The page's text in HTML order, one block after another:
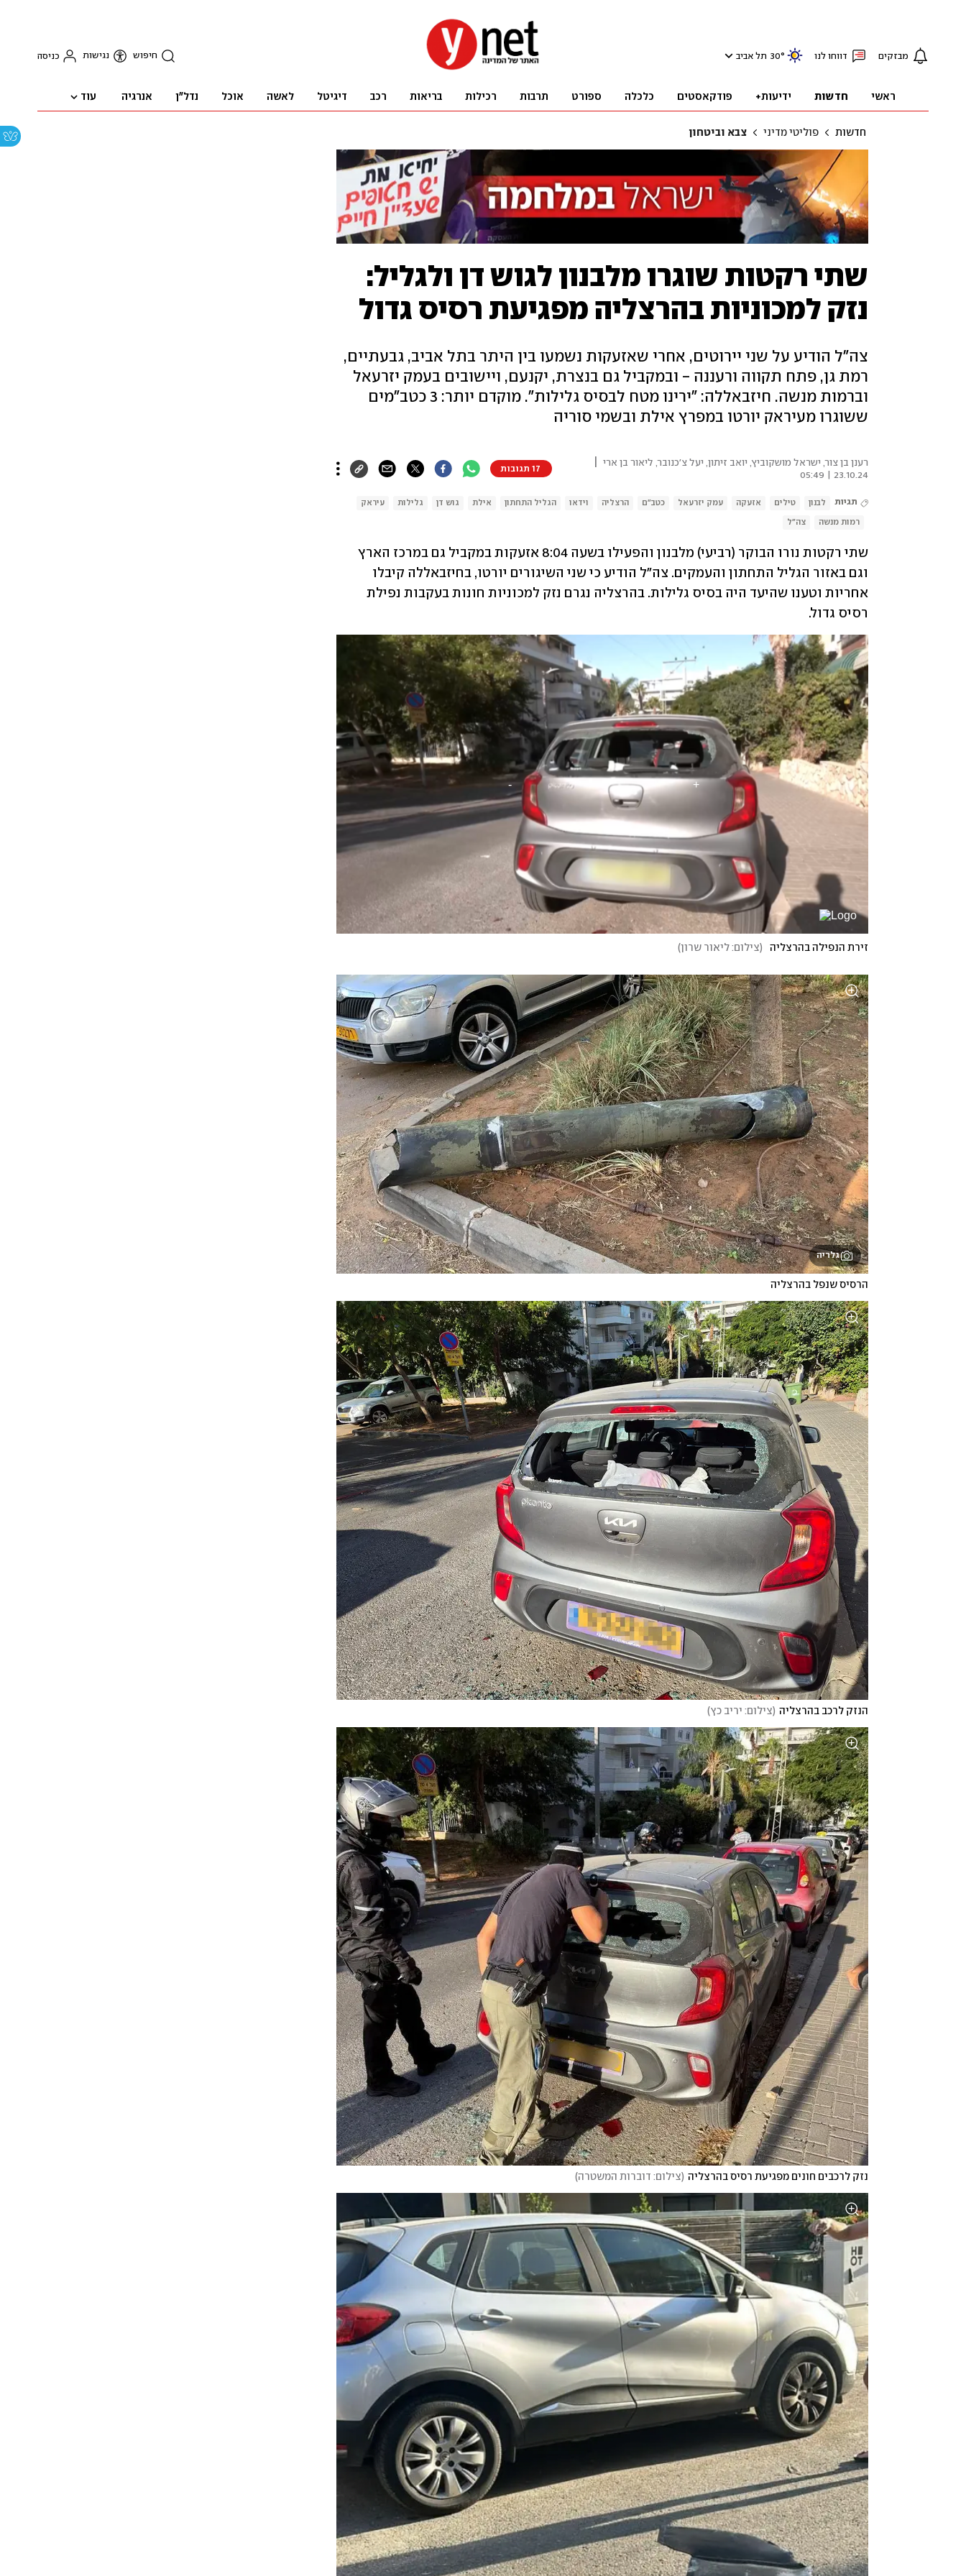
מבזקים דווחו לנו 30° תל אביב חיפוש נגישות כניסה
ראשי חדשות ידיעות+ פודקאסטים כלכלה ספורט תרבות רכילות בריאות רכב דיגיטל לאשה אוכל נדל"ן אנרגיה עוד
חדשות פוליטי מדיני צבא וביטחון
שתי רקטות שוגרו מלבנון לגוש דן ולגליל:
נזק למכוניות בהרצליה מפגיעת רסיס גדול
צה"ל הודיע על שני יירוטים, אחרי שאזעקות נשמעו בין היתר בתל אביב, גבעתיים,
רמת גן, פתח תקווה ורעננה - ובמקביל גם בנצרת, יקנעם, ויישובים בעמק יזרעאל
וברמות מנשה. חיזבאללה: "ירינו מטח לבסיס גלילות". מוקדם יותר: 3 כטב"מים
ששוגרו מעיראק יורטו במפרץ אילת ובשמי סוריה
רענן בן צור, ישראל מושקוביץ, יואב זיתון, יעל צ'כנובר, ליאור בן ארי
23.10.24 | 05:49
17 תגובות
תגיות לבנון טילים אזעקה עמק יזרעאל כטב"ם הרצליה וידאו הגליל התחתון אילת גוש דן גלילות עיראק
רמות מנשה צה"ל
רסיס גדול.
זירת הנפילה בהרצליה (צילום: ליאור שרון)
גלריה
הרסיס שנפל בהרצליה
הנזק לרכב בהרצליה (צילום: יריב כץ)
נזק לרכבים חונים מפגיעת רסיס בהרצליה (צילום: דוברות המשטרה)